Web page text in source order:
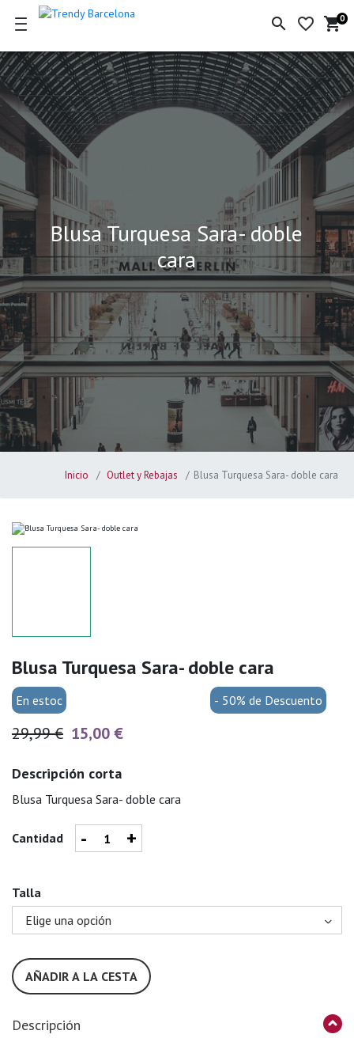
search favorite_border
la
0
shopping_cart
Blusa Turquesa Sara- doble
cara
Inicio Outlet y Rebajas Blusa Turquesa Sara- doble cara
Blusa Turquesa Sara- doble cara
En estoc - 50% de Descuento
29,99 € 15,00 €
Descripción corta
Blusa Turquesa Sara- doble cara
Cantidad - +
Talla
AÑADIR A LA CESTA
Descripción